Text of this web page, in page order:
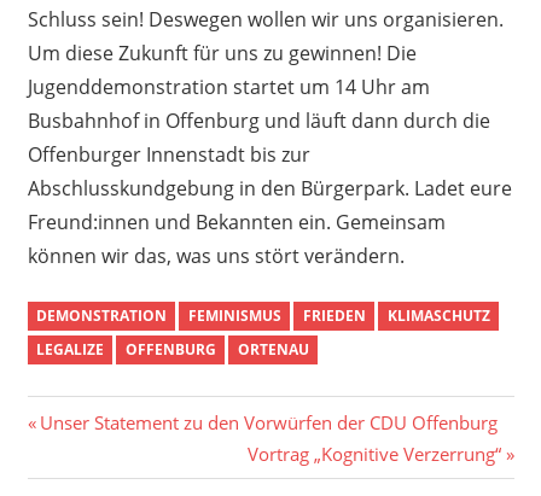
Schluss sein! Deswegen wollen wir uns organisieren.
Um diese Zukunft für uns zu gewinnen! Die
Jugenddemonstration startet um 14 Uhr am
Busbahnhof in Offenburg und läuft dann durch die
Offenburger Innenstadt bis zur
Abschlusskundgebung in den Bürgerpark. Ladet eure
Freund:innen und Bekannten ein. Gemeinsam
können wir das, was uns stört verändern.
DEMONSTRATION FEMINISMUS FRIEDEN
KLIMASCHUTZ
LEGALIZE
OFFENBURG ORTENAU
Beitragsnavigation
Vorheriger
Unser Statement zu den Vorwürfen der CDU Offenburg
Nächster
Beitrag:
Vortrag „Kognitive Verzerrung“